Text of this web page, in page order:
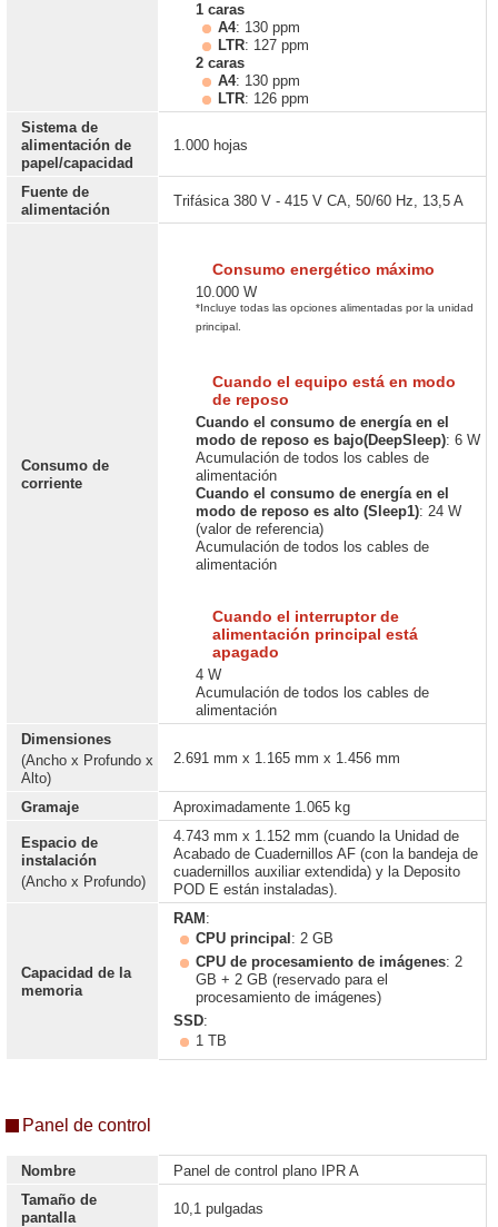
1 caras
A4: 130 ppm
LTR: 127 ppm
2 caras
A4: 130 ppm
LTR: 126 ppm
Sistema de
alimentación de
papel/capacidad
1.000 hojas
Fuente de
alimentación
Trifásica 380 V - 415 V CA, 50/60 Hz, 13,5 A
Consumo de
corriente
Consumo energético máximo
10.000 W
*Incluye todas las opciones alimentadas por la unidad
principal.
Cuando el equipo está en modo
de reposo
Cuando el consumo de energía en el
modo de reposo es bajo(DeepSleep): 6 W
Acumulación de todos los cables de
alimentación
Cuando el consumo de energía en el
modo de reposo es alto (Sleep1): 24 W
(valor de referencia)
Acumulación de todos los cables de
alimentación
Cuando el interruptor de
alimentación principal está
apagado
4 W
Acumulación de todos los cables de
alimentación
Dimensiones
(Ancho x Profundo x
Alto)
2.691 mm x 1.165 mm x 1.456 mm
Gramaje Aproximadamente 1.065 kg
Espacio de
instalación
(Ancho x Profundo)
4.743 mm x 1.152 mm (cuando la Unidad de
Acabado de Cuadernillos AF (con la bandeja de
cuadernillos auxiliar extendida) y la Deposito
POD E están instaladas).
Capacidad de la
memoria
RAM :
CPU principal : 2 GB
CPU de procesamiento de imágenes: 2
GB + 2 GB (reservado para el
procesamiento de imágenes)
SSD:
1 TB
Panel de control
Nombre
Panel de control plano IPR A
Tamaño de
pantalla
10,1 pulgadas